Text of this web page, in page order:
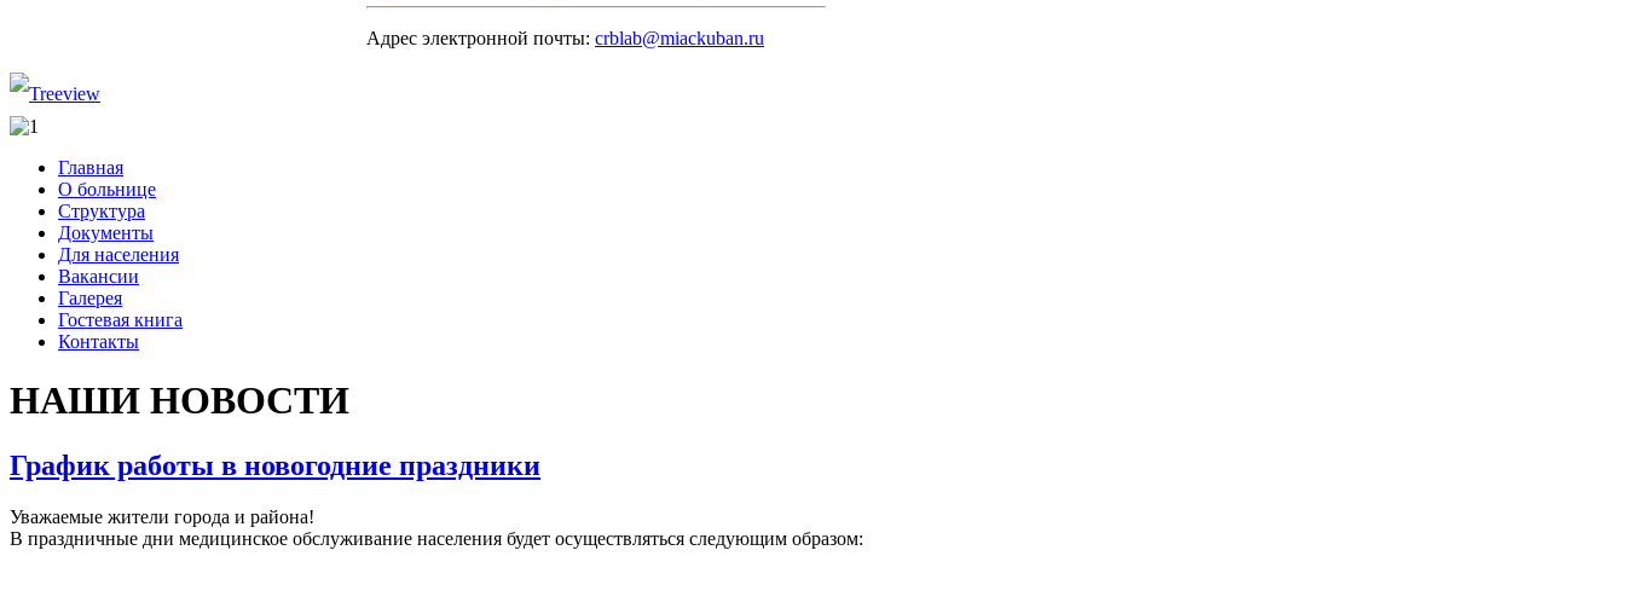
Адрес электронной почты: crblab@miackuban.ru
Главная
О больнице
Структура
Документы
Для населения
Вакансии
Галерея
Гостевая книга
Контакты
НАШИ НОВОСТИ
График работы в новогодние праздники
Уважаемые жители города и района!
В праздничные дни медицинское обслуживание населения будет осуществляться следующим образом: